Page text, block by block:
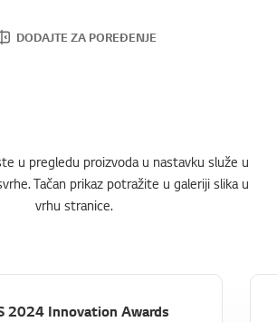
DODAJTE ZA POREĐENJE
u pregledu proizvoda u nastavku služe u
Tačan prikaz potražite u galeriji slika u
vrhu stranice.
2024 Innovation Awards